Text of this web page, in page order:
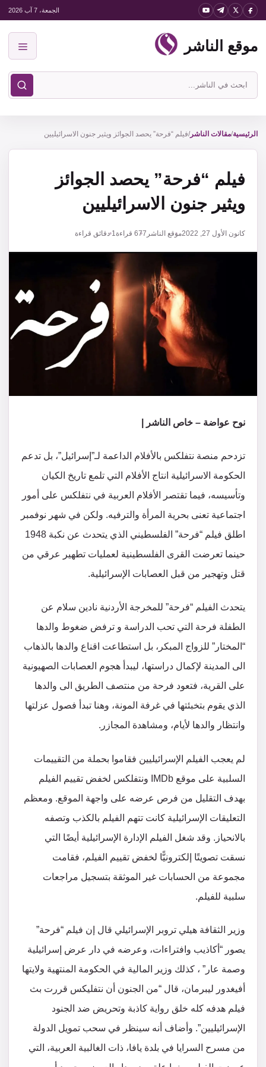
انتقل
المحتوى
الجمعة، 7 آب 2026
موقع الناشر
ابحث
في
الناشر
الرئيسية/مقالات الناشر/فيلم “فرحة” يحصد الجوائز ويثير جنون الاسرائيليين
فيلم “فرحة” يحصد الجوائز
ويثير جنون الاسرائيليين
كانون الأول 27, 2022 موقع الناشر 677 قراءة1 دقائق قراءة
نوح عواضة – خاص الناشر |
تزدحم منصة نتفلكس بالأفلام الداعمة لـ”إسرائيل”، بل تدعم
الحكومة الاسرائيلية انتاج الأفلام التي تلمع تاريخ الكيان
وتأسيسه، فيما تقتصر الأفلام العربية في نتفلكس على أمور
اجتماعية تعنى بحرية المرأة والترفيه. ولكن في شهر نوفمبر
اطلق فيلم “فرحة” الفلسطيني الذي يتحدث عن نكبة 1948
حينما تعرضت القرى الفلسطينية لعمليات تطهير عرقي من
قتل وتهجير من قبل العصابات الإسرائيلية.
يتحدث الفيلم “فرحة” للمخرجة الأردنية نادين سلام عن
الطفلة فرحة التي تحب الدراسة و ترفض ضغوط والدها
“المختار” للزواج المبكر، بل استطاعت اقناع والدها بالذهاب
الى المدينة لإكمال دراستها، ليبدأ هجوم العصابات الصهيونية
على القرية، فتعود فرحة من منتصف الطريق الى والدها
الذي يقوم بتخبئتها في غرفة المونة، وهنا تبدأ فصول عزلتها
وانتظار والدها لأيام، ومشاهدة المجازر.
لم يعجب الفيلم الإسرائيليين فقاموا بحملة من التقييمات
السلبية على موقع IMDb ونتفلكس لخفض تقييم الفيلم
بهدف التقليل من فرص عرضه على واجهة الموقع. ومعظم
التعليقات الإسرائيلية كانت تتهم الفيلم بالكذب وتصفه
بالانحياز. وقد شغل الفيلم الإدارة الإسرائيلية أيضًا التي
نسقت تصويتًا إلكترونيًّا لخفض تقييم الفيلم، فقامت
مجموعة من الحسابات غير الموثقة بتسجيل مراجعات
سلبية للفيلم.
وزير الثقافة هيلي تروبر الإسرائيلي قال إن فيلم “فرحة”
يصور “أكاذيب وافتراءات، وعرضه في دار عرض إسرائيلية
وصمة عار” ، كذلك وزير المالية في الحكومة المنتهية ولايتها
أفيغدور ليبرمان، قال “من الجنون أن نتفليكس قررت بث
فيلم هدفه كله خلق رواية كاذبة وتحريض ضد الجنود
الإسرائيليين”. وأضاف أنه سينظر في سحب تمويل الدولة
من مسرح السرايا في بلدة يافا، ذات الغالبية العربية، التي